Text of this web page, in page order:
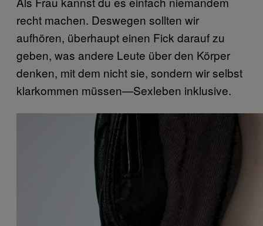
recht machen. Deswegen sollten wir
aufhören, überhaupt einen Fick darauf zu
geben, was andere Leute über den Körper
denken, mit dem nicht sie, sondern wir selbst
klarkommen müssen—Sexleben inklusive.